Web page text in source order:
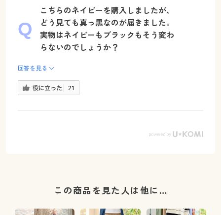
こちらのネイビーを購入しましたが、
どう見ても真っ黒なのが届きました。
実物はネイビーもブラックもそう変わ
らないのでしょうか？
回答を見る
役に立った 21
この商品を見た人は他に…